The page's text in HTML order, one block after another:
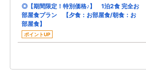
◎【期間限定！特別価格♪】 1泊2食 完全お
部屋食プラン 【夕食：お部屋食/朝食：お
部屋食】
ポイントUP